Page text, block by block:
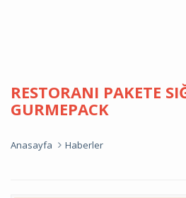
RESTORANI PAKETE
GURMEPACK
Anasayfa Haberler